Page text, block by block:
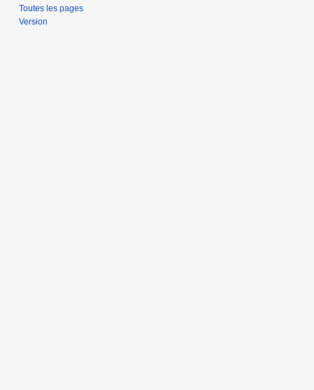
Toutes les pages
Version